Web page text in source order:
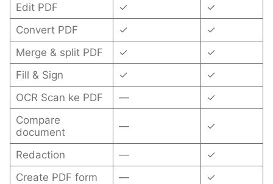
Edit PDF
✓
✓
Convert PDF
✓
✓
Merge & split PDF
✓
✓
Fill & Sign
✓
✓
OCR Scan ke PDF
—
✓
Compare
document
— ✓
Redaction —
✓
Create PDF form
—
✓